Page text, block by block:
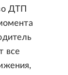
ДТП
все